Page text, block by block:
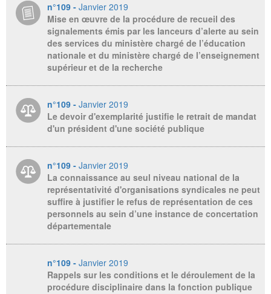
n°109 - Janvier 2019
Mise en œuvre de la procédure de recueil des
signalements émis par les lanceurs d’alerte au sein
des services du ministère chargé de l’éducation
nationale et du ministère chargé de l’enseignement
supérieur et de la recherche
n°109 - Janvier 2019
Le devoir d'exemplarité justifie le retrait de mandat
d'un président d'une société publique
n°109 - Janvier 2019
La connaissance au seul niveau national de la
représentativité d'organisations syndicales ne peut
suffire à justifier le refus de représentation de ces
personnels au sein d’une instance de concertation
départementale
n°109 - Janvier 2019
Rappels sur les conditions et le déroulement de la
procédure disciplinaire dans la fonction publique